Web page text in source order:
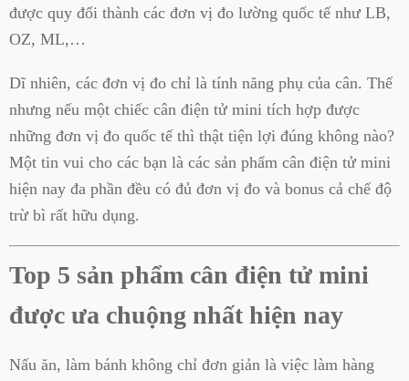
được quy đổi thành các đơn vị đo lường quốc tế như LB,
OZ, ML,…
Dĩ nhiên, các đơn vị đo chỉ là tính năng phụ của cân. Thế
nhưng nếu một chiếc cân điện tử mini tích hợp được
những đơn vị đo quốc tế thì thật tiện lợi đúng không nào?
Một tin vui cho các bạn là các sản phẩm cân điện tử mini
hiện nay đa phần đều có đủ đơn vị đo và bonus cả chế độ
trừ bì rất hữu dụng.
Top 5 sản phẩm cân điện tử mini
được ưa chuộng nhất hiện nay
Nấu ăn, làm bánh không chỉ đơn giản là việc làm hàng